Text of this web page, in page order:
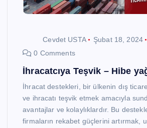
Cevdet USTA
Şubat 18, 2024
0 Comments
İhracatcıya Teşvik – Hibe
İhracat destekleri, bir ülkenin dış
ve ihracatı teşvik etmek amacıyla
avantajlar ve kolaylıklardır. Bu
firmaların rekabet güçlerini artırmak,